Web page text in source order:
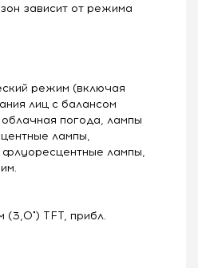
зависит от режима
режим (включая
лиц с балансом
погода, лампы
лампы,
лампы,
TFT, прибл.